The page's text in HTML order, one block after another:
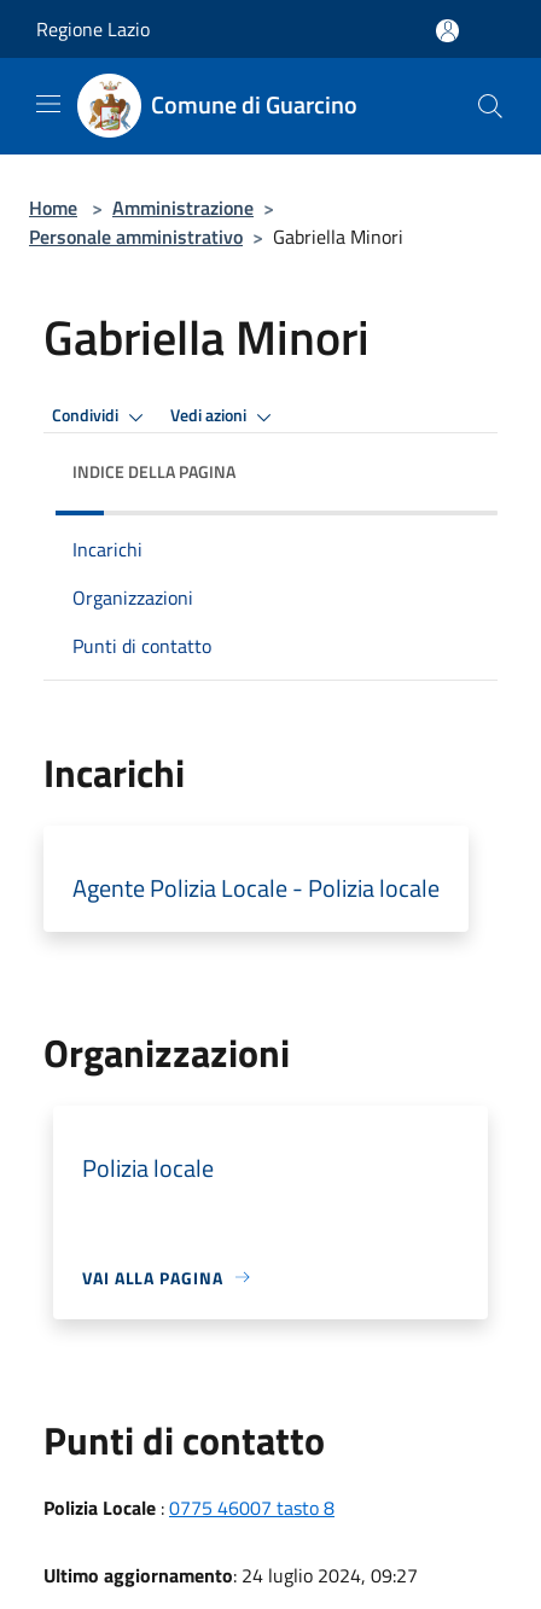
Regione Lazio
Comune di Guarcino
Home > Amministrazione >
Personale amministrativo > Gabriella Minori
Gabriella Minori
Condividi Vedi azioni
INDICE DELLA PAGINA
Incarichi
Organizzazioni
Punti di contatto
Incarichi
Agente Polizia Locale - Polizia locale
Organizzazioni
Polizia locale
VAI ALLA PAGINA
Punti di contatto
Polizia Locale :0775 46007 tasto 8
Ultimo aggiornamento: 24 luglio 2024, 09:27